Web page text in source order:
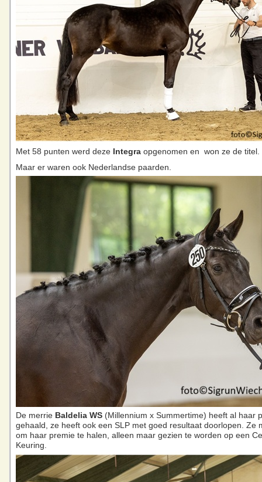
Met 58 punten werd deze Integra opgenomen en won ze de titel.
Maar er waren ook Nederlandse paarden.
De merrie Baldelia WS (Millennium x Summertime) heeft al haar
gehaald, ze heeft ook een SLP met goed resultaat doorlopen. Ze
om haar premie te halen, alleen maar gezien te worden op een
Keuring.